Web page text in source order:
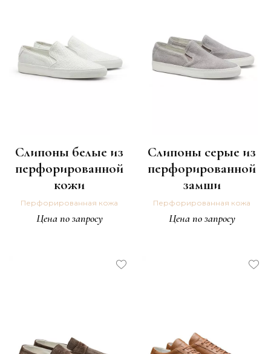
Слипоны белые из
перфорированной
кожи
Перфорированная кожа
Цена по запросу
Слипоны серые из
перфорированной
замши
Перфорированная кожа
Цена по запросу